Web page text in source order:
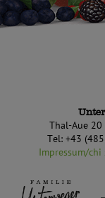
Thal-Aue 20
Tel: +43
Impressum/chi